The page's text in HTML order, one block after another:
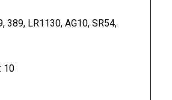
389, LR1130, AG10, SR54,
10